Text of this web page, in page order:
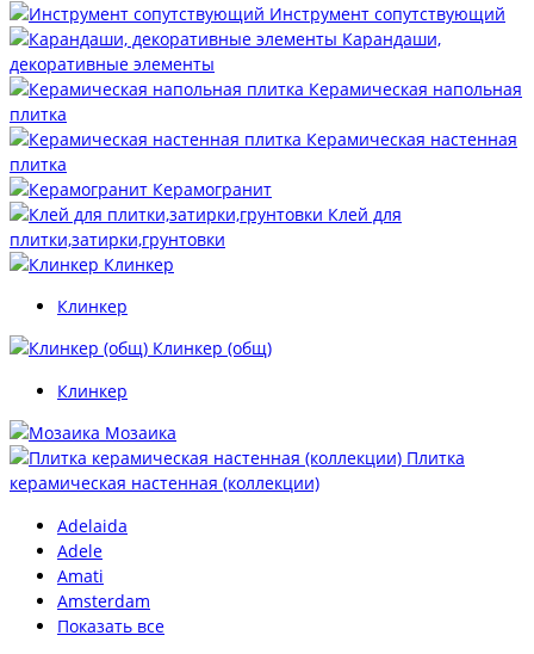
Инструмент сопутствующий
Карандаши,
декоративные элементы
Керамическая напольная
плитка
Керамическая настенная
плитка
Керамогранит
Клей для
плитки,затирки,грунтовки
Клинкер
Клинкер
Клинкер (общ)
Клинкер
Мозаика
Плитка
керамическая настенная (коллекции)
Adelaida
Adele
Amati
Amsterdam
Показать все